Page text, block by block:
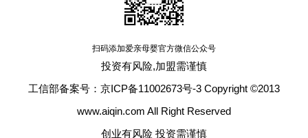
扫码添加爱亲母婴官方微信公众号
投资有风险,加盟需谨慎
工信部备案号：京ICP备11002673号-3 Copyright ©2013
www.aiqin.com All Right Reserved
创业有风险 投资需谨慎